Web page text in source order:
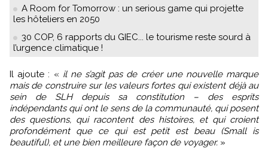
A Room for Tomorrow : un serious game qui projette
les hôteliers en 2050
30 COP, 6 rapports du GIEC... le tourisme reste sourd à
l’urgence climatique !
Il ajoute : « il ne s’agit pas de créer une nouvelle marque
mais de construire sur les valeurs fortes qui existent déjà au
sein de SLH depuis sa constitution – des esprits
indépendants qui ont le sens de la communauté, qui posent
des questions, qui racontent des histoires, et qui croient
profondément que ce qui est petit est beau (Small is
beautiful), et une bien meilleure façon de voyager. »